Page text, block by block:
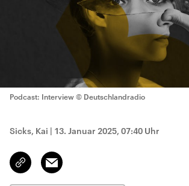
Podcast: Interview © Deutschlandradio
Sicks, Kai | 13. Januar 2025, 07:40 Uhr
Link
kopieren/teilen
Email